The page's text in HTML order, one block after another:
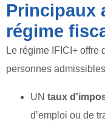
Principaux
régime
Le régime IFICI+ offre
personnes
UN taux
d’emploi ou de